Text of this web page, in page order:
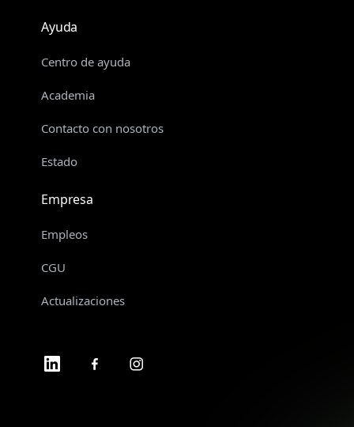
Ayuda
Centro de ayuda
Academia
Contacto con nosotros
Estado
Empresa
Empleos
CGU
Actualizaciones